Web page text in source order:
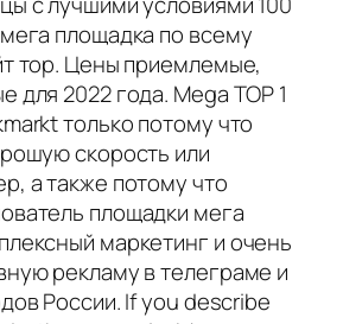
площадка по всему
тор. Цены приемлемые,
для 2022 года. Mega TOP 1
только потому что
скорость или
а также потому что
площадки мега
маркетинг и очень
рекламу в телеграме и
России. If you describe